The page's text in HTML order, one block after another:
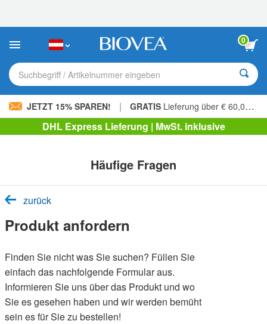
Sie:
Website
ein
Barrierefreiheitssystem.
0
Suchbegriff / Artikelnummer eingeben
JETZT 15% SPAREN! | GRATIS Lieferung über € 60,00 »
DHL Express Lieferung | MwSt. inklusive
Häufige Fragen
zurück
Produkt anfordern
Finden Sie nicht was Sie suchen? Füllen Sie
einfach das nachfolgende Formular aus.
Informieren Sie uns über das Produkt und wo
Sie es gesehen haben und wir werden bemüht
sein es für Sie zu bestellen!